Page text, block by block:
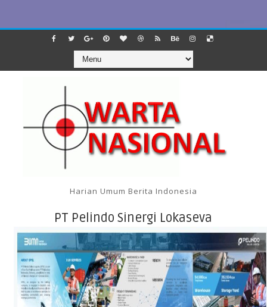
Harian Umum Berita Indonesia
PT Pelindo Sinergi Lokaseva